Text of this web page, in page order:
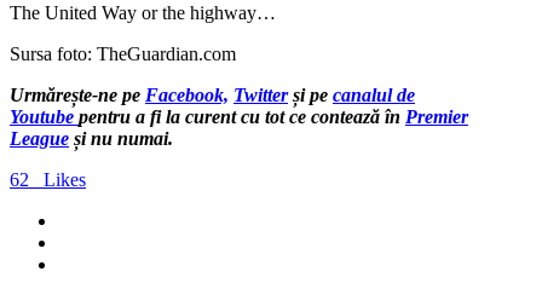
The United Way or the highway…
Sursa foto: TheGuardian.com
Urmărește-ne pe Facebook, Twitterși pe canalul de
Youtube pentru a fi la curent cu tot ce contează în Premier
League și nu numai.
62
Likes